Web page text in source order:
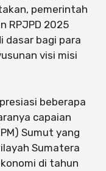
pemerintah
RPJPD 2025
dasar bagi para
visi misi
beberapa
capaian
Sumut yang
Sumatera
di tahun